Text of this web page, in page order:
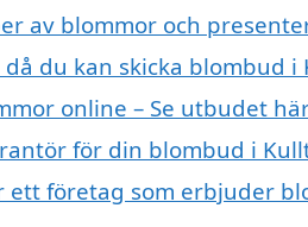
av blommor och
du kan skicka blombud i
online – Se utbudet
för din blombud i
ett företag som erbjuder